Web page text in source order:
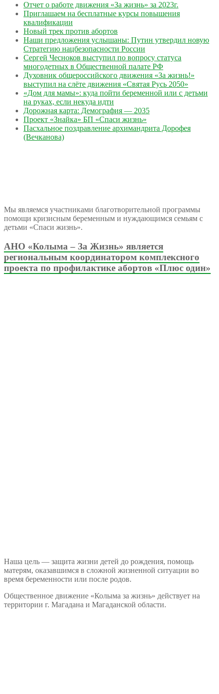
Отчет о работе движения «За жизнь» за 2023г.
Приглашаем на бесплатные курсы повышения
квалификации
Новый трек против абортов
Наши предложения услышаны: Путин утвердил новую
Стратегию нацбезопасности России
Сергей Чесноков выступил по вопросу статуса
многодетных в Общественной палате РФ
Духовник общероссийского движения «За жизнь!»
выступил на слёте движения «Святая Русь 2050»
«Дом для мамы»: куда пойти беременной или с детьми
на руках, если некуда идти
Дорожная карта: Демография — 2035
Проект «Знайка» БП «Спаси жизнь»
Пасхальное поздравление архимандрита Дорофея
(Вечканова)
Мы являемся участниками благотворительной программы
помощи кризисным беременным и нуждающимся семьям с
детьми «Спаси жизнь».
АНО «Колыма – За Жизнь» является
региональным координатором комплексного
проекта по профилактике абортов «Плюс один»
Наша цель — защита жизни детей до рождения, помощь
матерям, оказавшимся в сложной жизненной ситуации во
время беременности или после родов.
Общественное движение «Колыма за жизнь» действует на
территории г. Магадана и Магаданской области.